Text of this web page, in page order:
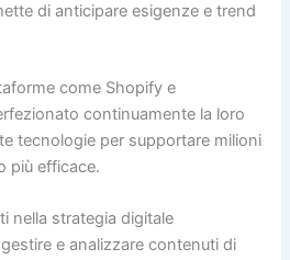
di anticipare esigenze e trend
come Shopify e
continuamente la loro
tecnologie per supportare milioni
più efficace.
nella strategia digitale
e analizzare contenuti di